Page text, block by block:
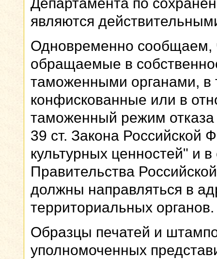
являются
Одновременно сообщаем,
обращаемые в
таможенными органами,
конфискованные или в
таможенный режим отказа
39 ст. Закона Российской
культурных ценностей" и
Правительства
должны направляться в
территориальных органов.
Образцы печатей и
уполномоченных